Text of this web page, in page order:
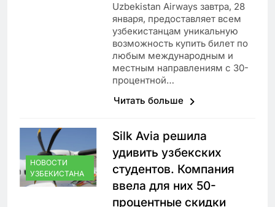
Uzbekistan Airways завтра, 28
января, предоставляет всем
узбекистанцам уникальную
возможность купить билет по
любым международным и
местным направлениям с 30-
процентной…
Читать больше
НОВОСТИ
УЗБЕКИСТАНА
Silk Avia решила
удивить узбекских
студентов. Компания
ввела для них 50-
процентные скидки